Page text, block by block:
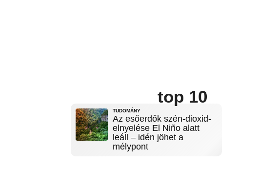
top 10
TUDOMÁNY
Az esőerdők szén-dioxid-
elnyelése El Niño alatt
leáll – idén jöhet a
mélypont